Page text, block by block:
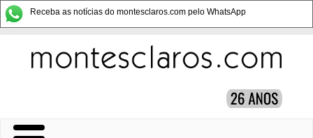
Receba as notícias do montesclaros.com pelo WhatsApp